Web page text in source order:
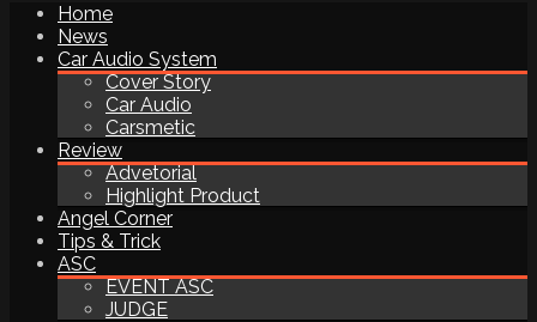
Home
News
Car Audio System
Cover Story
Car Audio
Carsmetic
Review
Advetorial
Highlight Product
Angel Corner
Tips & Trick
ASC
EVENT ASC
JUDGE